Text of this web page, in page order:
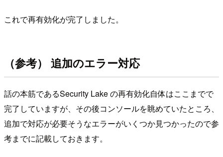
これで再有効化が完了しました。
（参考） 追加のエラー対応
話の本筋であるSecurity Lake の再有効化自体はここまでで
完了していますが、その後コンソールを眺めていたところ、
追加で対応が必要そうなエラーがいくつか見つかったので参
考までに記載しておきます。